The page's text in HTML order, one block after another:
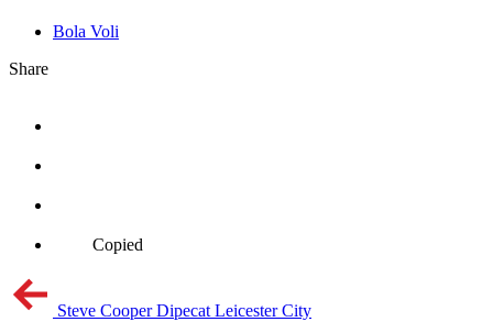
Bola Voli
Share
Copied
Steve Cooper Dipecat Leicester City